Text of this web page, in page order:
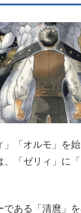
「オルモ」を
「ゼリィ」に
ある「清麿」